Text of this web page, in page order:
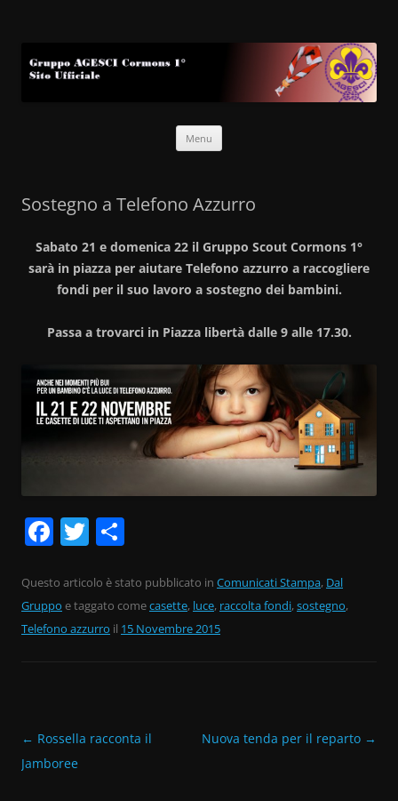
Menu
Sostegno a Telefono Azzurro
Sabato 21 e domenica 22 il Gruppo Scout Cormons 1°
sarà in piazza per aiutare Telefono azzurro a raccogliere
fondi per il suo lavoro a sostegno dei bambini.
Passa a trovarci in Piazza libertà dalle 9 alle 17.30.
F
c
e
b
k
T
itt
er
n
di
vi
Questo articolo è stato pubblicato in Comunicati Stampa, Dal
Gruppo e taggato comecasette, luce, raccolta fondi,sostegno,
Telefono azzurro il 15 Novembre 2015
Navigazione
articolo
← Rossella racconta il
Jamboree
Nuova tenda per il reparto →